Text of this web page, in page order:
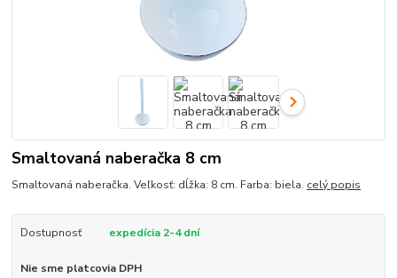
Smaltovaná naberačka 8 cm
Smaltovaná naberačka. Veľkosť: dĺžka: 8 cm. Farba: biela. celý popis
Dostupnosť expedícia 2-4 dní
Nie sme platcovia DPH